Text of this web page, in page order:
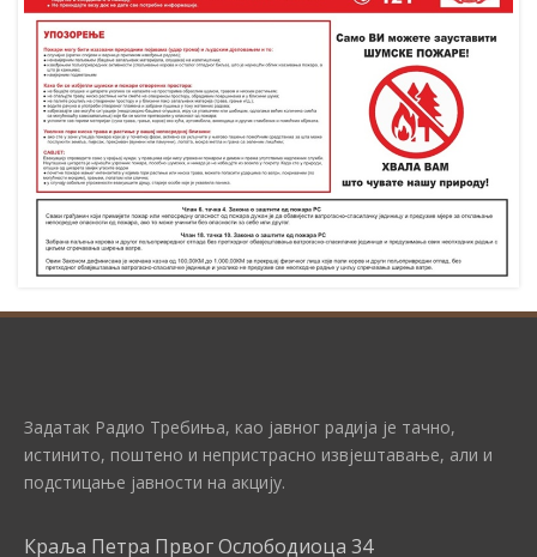
Задатак Радио Требиња, као јавног радија је тачно,
истинито, поштено и непристрасно извјештавање, али и
подстицање јавности на акцију.
Краља Петра Првог Ослободиоца 34